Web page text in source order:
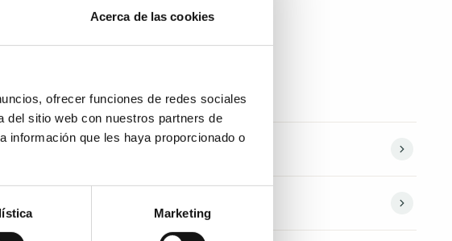
Acerca de las cookies
ofrecer funciones de redes sociales
del sitio web con nuestros partners de
información que les haya proporcionado o
Marketing